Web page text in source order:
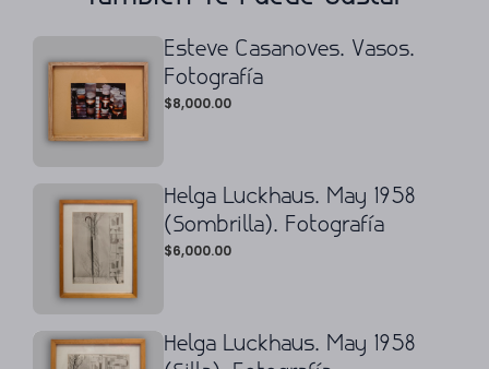
Esteve Casanoves. Vasos.
Fotografía
$8,000.00
Helga Luckhaus. May 1958
(Sombrilla). Fotografía
$6,000.00
Helga Luckhaus. May 1958